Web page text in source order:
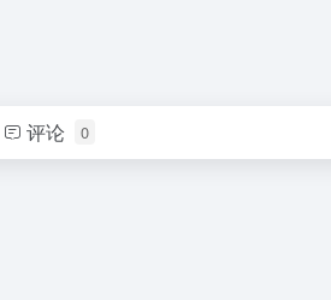
评论 0